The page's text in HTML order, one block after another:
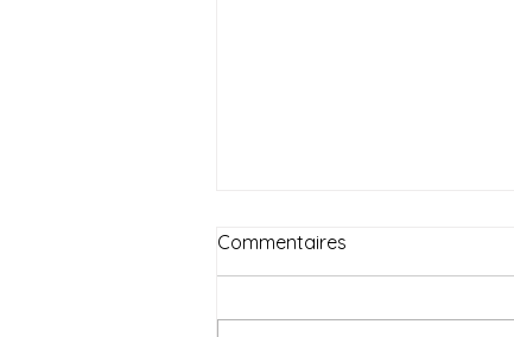
Commentaires